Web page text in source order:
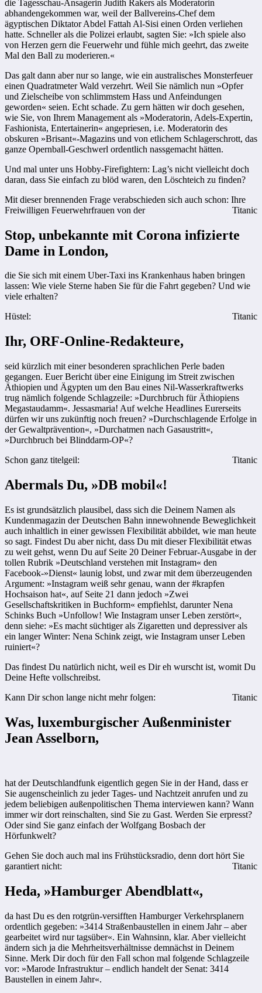
die Tagesschau-Ansagerin Judith Rakers als Moderatorin
abhandengekommen war, weil der Ballvereins-Chef dem
ägyptischen Diktator Abdel Fattah Al-Sisi einen Orden verliehen
hatte. Schneller als die Polizei erlaubt, sagten Sie: »Ich spiele also
von Herzen gern die Feuerwehr und fühle mich geehrt, das zweite
Mal den Ball zu moderieren.«
Das galt dann aber nur so lange, wie ein australisches Monsterfeuer
einen Quadratmeter Wald verzehrt. Weil Sie nämlich nun »Opfer
und Zielscheibe von schlimmstem Hass und Anfeindungen
geworden« seien. Echt schade. Zu gern hätten wir doch gesehen,
wie Sie, von Ihrem Management als »Moderatorin, Adels-Expertin,
Fashionista, Entertainerin« angepriesen, i.e. Moderatorin des
obskuren »Brisant«-Magazins und von etlichem Schlagerschrott, das
ganze Opernball-Geschwerl ordentlich nassgemacht hätten.
Und mal unter uns Hobby-Firefightern: Lag’s nicht vielleicht doch
daran, dass Sie einfach zu blöd waren, den Löschteich zu finden?
Mit dieser brennenden Frage verabschieden sich auch schon: Ihre
Freiwilligen Feuerwehrfrauen von der
Titanic
Stop, unbekannte mit Corona infizierte
Dame in London,
die Sie sich mit einem Uber-Taxi ins Krankenhaus haben bringen
lassen: Wie viele Sterne haben Sie für die Fahrt gegeben? Und wie
viele erhalten?
Hüstel:
Titanic
Ihr, ORF-Online-Redakteure,
seid kürzlich mit einer besonderen sprachlichen Perle baden
gegangen. Euer Bericht über eine Einigung im Streit zwischen
Äthiopien und Ägypten um den Bau eines Nil-Wasserkraftwerks
trug nämlich folgende Schlagzeile: »Durchbruch für Äthiopiens
Megastaudamm«. Jessasmaria! Auf welche Headlines Eurerseits
dürfen wir uns zukünftig noch freuen? »Durchschlagende Erfolge in
der Gewaltprävention«, »Durchatmen nach Gasaustritt«,
»Durchbruch bei Blinddarm-OP«?
Schon ganz titelgeil:
Titanic
Abermals Du, »DB mobil«!
Es ist grundsätzlich plausibel, dass sich die Deinem Namen als
Kundenmagazin der Deutschen Bahn innewohnende Beweglichkeit
auch inhaltlich in einer gewissen Flexibilität abbildet, wie man heute
so sagt. Findest Du aber nicht, dass Du mit dieser Flexibilität etwas
zu weit gehst, wenn Du auf Seite 20 Deiner Februar-Ausgabe in der
tollen Rubrik »Deutschland verstehen mit Instagram« den
Facebook-»Dienst« launig lobst, und zwar mit dem überzeugenden
Argument: »Instagram weiß sehr genau, wann der #krapfen
Hochsaison hat«, auf Seite 21 dann jedoch »Zwei
Gesellschaftskritiken in Buchform« empfiehlst, darunter Nena
Schinks Buch »Unfollow! Wie Instagram unser Leben zerstört«,
denn siehe: »Es macht süchtiger als Zigaretten und depressiver als
ein langer Winter: Nena Schink zeigt, wie Instagram unser Leben
ruiniert«?
Das findest Du natürlich nicht, weil es Dir eh wurscht ist, womit Du
Deine Hefte vollschreibst.
Kann Dir schon lange nicht mehr folgen:
Titanic
Was, luxemburgischer Außenminister
Jean Asselborn,
hat der Deutschlandfunk eigentlich gegen Sie in der Hand, dass er
Sie augenscheinlich zu jeder Tages- und Nachtzeit anrufen und zu
jedem beliebigen außenpolitischen Thema interviewen kann? Wann
immer wir dort reinschalten, sind Sie zu Gast. Werden Sie erpresst?
Oder sind Sie ganz einfach der Wolfgang Bosbach der
Hörfunkwelt?
Gehen Sie doch auch mal ins Frühstücksradio, denn dort hört Sie
garantiert nicht:
Titanic
Heda, »Hamburger Abendblatt«,
da hast Du es den rotgrün-versifften Hamburger Verkehrsplanern
ordentlich gegeben: »3414 Straßenbaustellen in einem Jahr – aber
gearbeitet wird nur tagsüber«. Ein Wahnsinn, klar. Aber vielleicht
ändern sich ja die Mehrheitsverhältnisse demnächst in Deinem
Sinne. Merk Dir doch für den Fall schon mal folgende Schlagzeile
vor: »Marode Infrastruktur – endlich handelt der Senat: 3414
Baustellen in einem Jahr«.